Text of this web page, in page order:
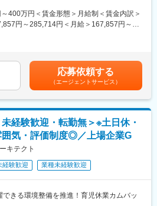
に合致した独自ブランド商品の開発、信頼
木構造建築事業、更には低炭素社会に向
る業務
務処理を担当していただきます。
社員が所属しており、30代から40代中心
。入社後の教育は先輩社員が行います。
所にヘルプで勤務していただくこともござ
休暇も取得可能です。子育て等の融通がき
減など環境保全の取り組みとして、クリー
400万円＜賃金形態＞月給制＜賃金内訳＞
円～285,714円＜月給＞167,857円～
する可能性があります。月給(月額)は固定手
応募依頼する
（エージェントサービス）
経験歓迎・転勤無＞※土日休・
気・評価制度◎／上場企業G
キテクト
経験歓迎 業種未経験歓迎
きる環境整備を推進！育児休業カムバッ